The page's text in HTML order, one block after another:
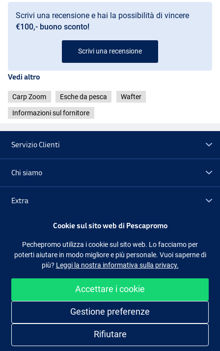
Scrivi una recensione e hai la possibilità di vincere
€100,- buono sconto!
Scrivi una recensione
Vedi altro
Carp Zoom Esche da pesca Wafter
Informazioni sul fornitore
Servizio Clienti
Chi siamo
Extra
Seguici Facebook Instagram
Cookie sul sito web di Pescapromo
Pechepromo utilizza i cookie sul sito web. Lo facciamo per
poterti aiutare in modo migliore e più personale. Vuoi saperne di
più? Leggi la nostra informativa sulla privacy.
Accettare i cookie
Gestione preferenze
Rifiutare